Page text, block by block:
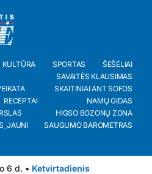
KULTŪRA SPORTAS
ŠEŠĖLIAI
SAVAITĖS KLAUSIMAS
SKAITINIAI ANT SOFOS
RECEPTAI
NAMŲ GIDAS
HIGSO BOZONŲ ZONA
SAUGUMO BAROMETRAS
6 d. • Ketvirtadienis